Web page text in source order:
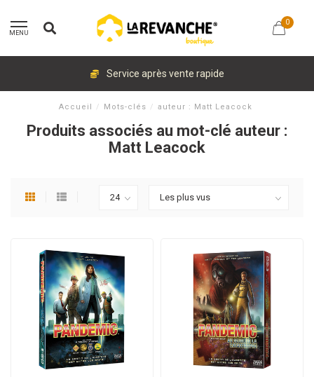
MENU
0
Service après vente rapide
Accueil / Mots-clés / auteur : Matt Leacock
Produits associés au mot-clé auteur :
Matt Leacock